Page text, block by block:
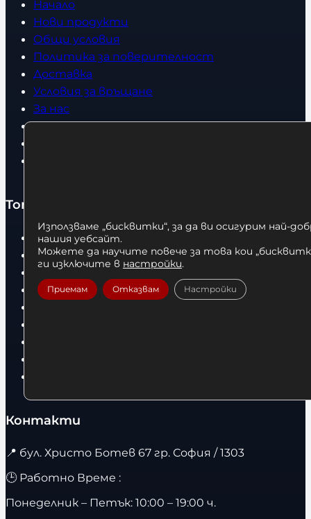
Начало
Нови продукти
Общи условия
Политика за поверителност
Доставка
Условия за връщане
За нас
Оборудвани обекти
Топ категории
Бокс
Боксови чували
Боксови ръкавици
Дрехи
Контакти
📍 бул. Христо Ботев 67 гр. София / 1303
🕒 Работно Време :
Понеделник – Петък: 10:00 – 19:00 ч.
Използваме „бисквитки“, за да ви осигурим най-
нашия уебсайт.
Можете да научите повече за това кои
ги изключите в настройки.
Приемам Отказвам Настройки